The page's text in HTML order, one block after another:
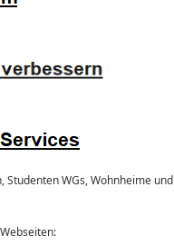
Studenten WGs, Wohnheime und